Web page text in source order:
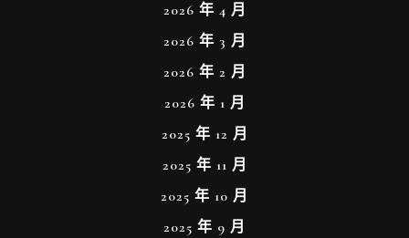
2026 年 4 月
2026 年 3 月
2026 年 2 月
2026 年 1 月
2025 年 12 月
2025 年 11 月
2025 年 10 月
2025 年 9 月